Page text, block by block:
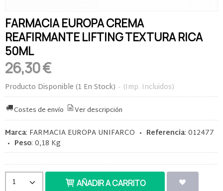
FARMACIA EUROPA CREMA
REAFIRMANTE LIFTING TEXTURA RICA
50ML
26,30 €
Producto Disponible (1 En Stock) - (Imp. Incluidos)
Costes de envío Ver descripción
Marca: FARMACIA EUROPA UNIFARCO • Referencia: 012477
• Peso: 0,18 Kg
AÑADIR A CARRITO